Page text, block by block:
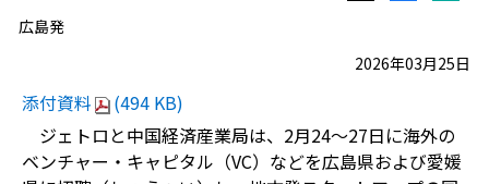
広島発
2026年03月25日
添付資料
(494 KB)
ジェトロと中国経済産業局は、 2月24～27日に海外の
ベンチャー・キャピタル（VC）などを広島県および愛媛